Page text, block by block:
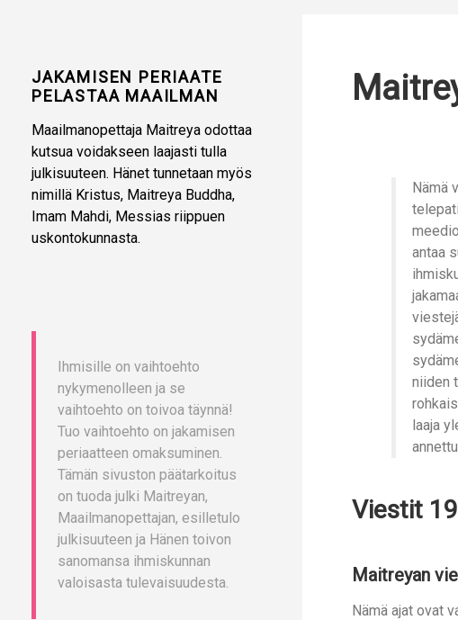
JAKAMISEN PERIAATE
PELASTAA MAAILMAN
Maailmanopettaja Maitreya odottaa
kutsua voidakseen laajasti tulla
julkisuuteen. Hänet tunnetaan myös
nimillä Kristus, Maitreya Buddha,
Imam Mahdi, Messias riippuen
uskontokunnasta.
Nämä
antaa
niiden
laaja
Viestit
Maitreyan
Nämä ajat ovat
Ihmisille on vaihtoehto
nykymenolleen ja se
vaihtoehto on toivoa täynnä!
Tuo vaihtoehto on jakamisen
periaatteen omaksuminen.
Tämän sivuston päätarkoitus
on tuoda julki Maitreyan,
Maailmanopettajan, esilletulo
julkisuuteen ja Hänen toivon
sanomansa ihmiskunnan
valoisasta tulevaisuudesta.